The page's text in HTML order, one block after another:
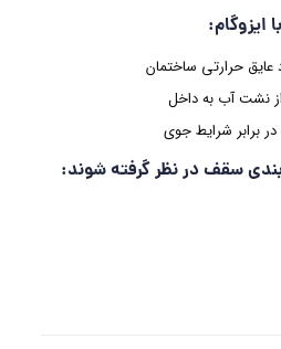
ایزوگام:
عایق حرارتی ساختمان
نشت آب به داخل
برابر شرایط جوی
سقف در نظر گرفته شوند: